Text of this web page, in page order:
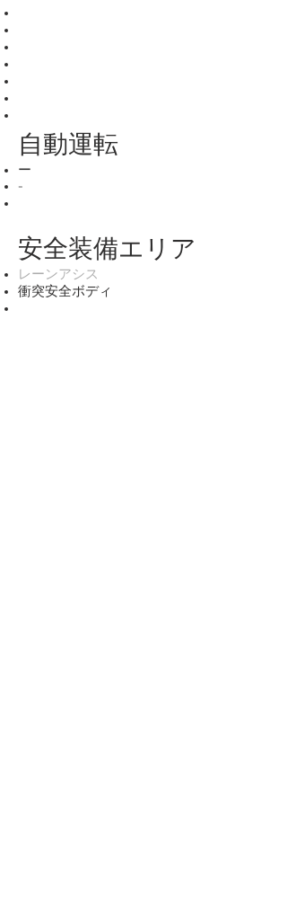
自動運転
ー
-
安全装備エリア
​レーンアシス
衝突安全ボディ